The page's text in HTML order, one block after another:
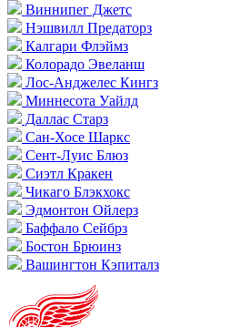
Виннипег Джетс
Нэшвилл Предаторз
Калгари Флэймз
Колорадо Эвеланш
Лос-Анджелес Кингз
Миннесота Уайлд
Даллас Старз
Сан-Хосе Шаркс
Сент-Луис Блюз
Сиэтл Кракен
Чикаго Блэкхокс
Эдмонтон Ойлерз
Баффало Сейбрз
Бостон Брюинз
Вашингтон Кэпиталз